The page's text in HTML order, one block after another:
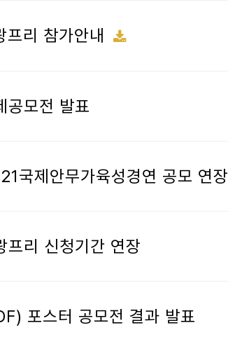
리 참가안내
모전 발표
제안무가육성경연 공모 연장
리 신청기간 연장
포스터 공모전 결과 발표